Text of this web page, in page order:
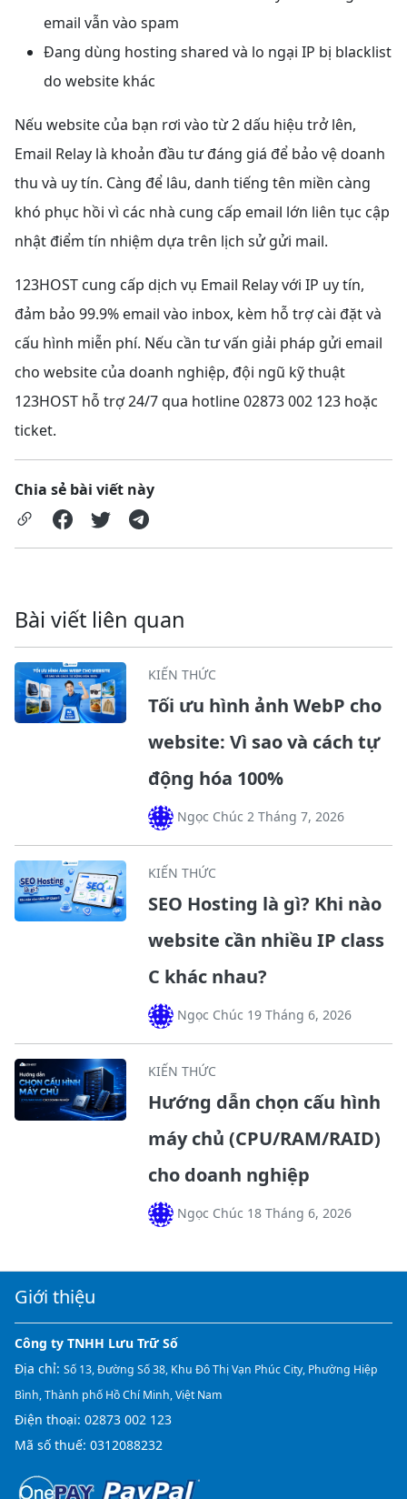
email vẫn vào spam
Đang dùng hosting shared và lo ngại IP bị blacklist
do website khác
Nếu website của bạn rơi vào từ 2 dấu hiệu trở lên,
Email Relay là khoản đầu tư đáng giá để bảo vệ doanh
thu và uy tín. Càng để lâu, danh tiếng tên miền càng
khó phục hồi vì các nhà cung cấp email lớn liên tục cập
nhật điểm tín nhiệm dựa trên lịch sử gửi mail.
123HOST cung cấp dịch vụ Email Relay với IP uy tín,
đảm bảo 99.9% email vào inbox, kèm hỗ trợ cài đặt và
cấu hình miễn phí. Nếu cần tư vấn giải pháp gửi email
cho website của doanh nghiệp, đội ngũ kỹ thuật
123HOST hỗ trợ 24/7 qua hotline 02873 002 123 hoặc
ticket.
Chia sẻ bài viết này
Bài viết liên quan
KIẾN THỨC
Tối ưu hình ảnh WebP cho
website: Vì sao và cách tự
động hóa 100%
Ngọc Chúc 2 Tháng 7, 2026
KIẾN THỨC
SEO Hosting là gì? Khi nào
website cần nhiều IP class
C khác nhau?
Ngọc Chúc 19 Tháng 6, 2026
KIẾN THỨC
Hướng dẫn chọn cấu hình
máy chủ (CPU/RAM/RAID)
cho doanh nghiệp
Ngọc Chúc 18 Tháng 6, 2026
Giới thiệu
Công ty TNHH Lưu Trữ Số
Địa chỉ: Số 13, Đường Số 38, Khu Đô Thị Vạn Phúc City, Phường Hiệp
Bình, Thành phố Hồ Chí Minh, Việt Nam
Điện thoại: 02873 002 123
Mã số thuế: 0312088232